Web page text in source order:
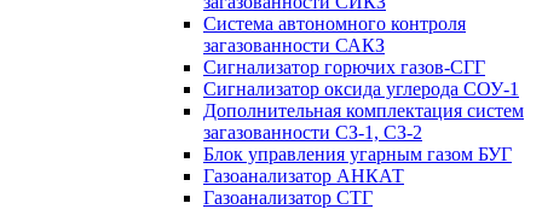
Система автономного контроля
загазованности САКЗ
Сигнализатор горючих газов-СГГ
Сигнализатор оксида углерода СОУ-1
Дополнительная комплектация систем
загазованности СЗ-1, СЗ-2
Блок управления угарным газом БУГ
Газоанализатор АНКАТ
Газоанализатор СТГ